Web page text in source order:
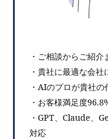
・ご相談からご紹
・貴社に最適な会
・AIのプロが貴社
・お客様満足度
・GPT、Claude、
対応